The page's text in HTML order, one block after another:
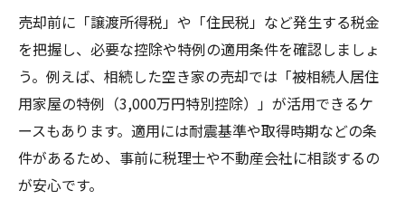
売却前に「譲渡所得税」や「住民税」など発生する税金
を把握し、必要な控除や特例の適用条件を確認しましょ
う。例えば、相続した空き家の売却では「被相続人居住
用家屋の特例（3,000万円特別控除）」が活用できるケ
ースもあります。適用には耐震基準や取得時期などの条
件があるため、事前に税理士や不動産会社に相談するの
が安心です。